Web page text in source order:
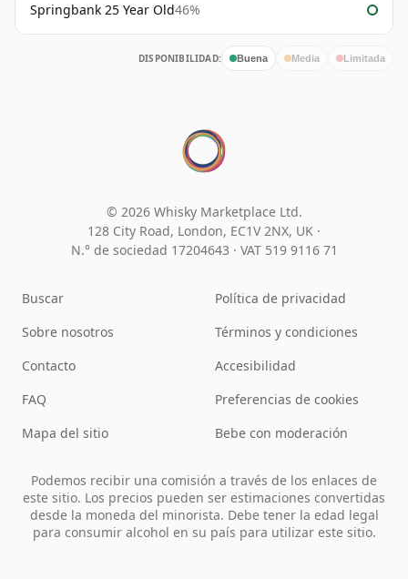
Springbank 25 Year Old46%
DISPONIBILIDAD: Buena Media Limitada
© 2026 Whisky Marketplace Ltd.
128 City Road, London, EC1V 2NX, UK ·
N.° de sociedad 17204643 · VAT 519 9116 71
Buscar
Sobre nosotros
Contacto
FAQ
Mapa del sitio
Política de privacidad
Términos y condiciones
Accesibilidad
Preferencias de cookies
Bebe con moderación
Podemos recibir una comisión a través de los enlaces de
este sitio. Los precios pueden ser estimaciones convertidas
desde la moneda del minorista. Debe tener la edad legal
para consumir alcohol en su país para utilizar este sitio.